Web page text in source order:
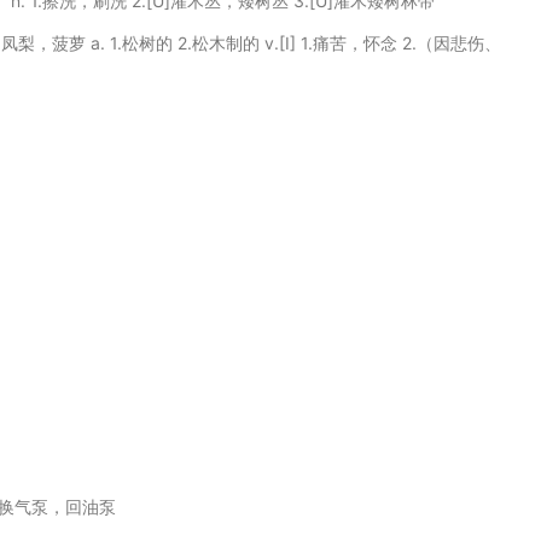
梨，菠萝 a. 1.松树的 2.松木制的 v.[I] 1.痛苦，怀念 2.（因悲伤、
气泵，回油泵